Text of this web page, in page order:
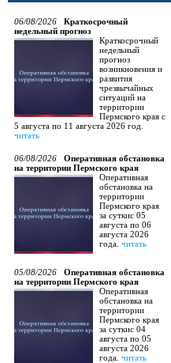
06/08/2026
Краткосрочный
недельный прогноз
Краткосрочный
недельный
прогноз
возникновения и
развития
чрезвычайных
ситуаций на
территории
Пермского края с
5 августа по 11 августа 2026 год.
читать
06/08/2026
Оперативная обстановка
на территории Пермского края
Оперативная
обстановка на
территории
Пермского края
за суткис 05
августа по 06
августа 2026
года. читать
05/08/2026
Оперативная обстановка
на территории Пермского края
Оперативная
обстановка на
территории
Пермского края
за суткис 04
августа по 05
августа 2026
года. читать